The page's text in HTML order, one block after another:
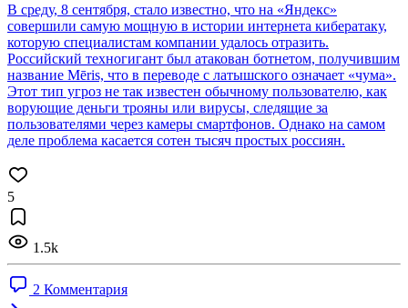
В среду, 8 сентября, стало известно, что на «Яндекс»
совершили самую мощную в истории интернета кибератаку,
которую специалистам компании удалось отразить.
Российский техногигант был атакован ботнетом, получившим
название Mēris, что в переводе с латышского означает «чума».
Этот тип угроз не так известен обычному пользователю, как
ворующие деньги трояны или вирусы, следящие за
пользователями через камеры смартфонов. Однако на самом
деле проблема касается сотен тысяч простых россиян.
5
1.5k
2 Комментария